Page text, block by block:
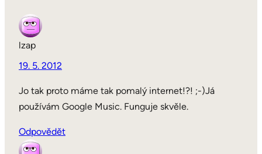
lzap
19. 5. 2012
Jo tak proto máme tak pomalý internet!?! ;-)Já
používám Google Music. Funguje skvěle.
Odpovědět